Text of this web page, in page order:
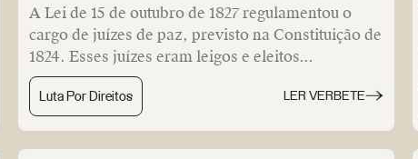
A Lei de 15 de outubro de 1827 regulamentou o
cargo de juízes de paz, previsto na Constituição de
1824. Esses juízes eram leigos e eleitos...
Luta Por Direitos LER VERBETE